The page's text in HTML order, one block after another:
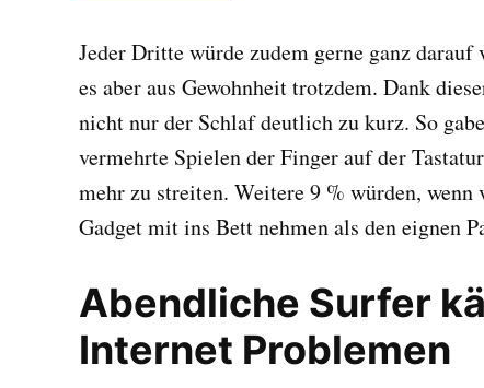
Jeder Dritte würde zudem gerne ganz darauf
es aber aus Gewohnheit trotzdem. Dank
nicht nur der Schlaf deutlich zu kurz. So
vermehrte Spielen der Finger auf der
mehr zu streiten. Weitere 9 % würden,
Gadget mit ins Bett nehmen als den eignen
Abendliche Surfer
Internet Problemen